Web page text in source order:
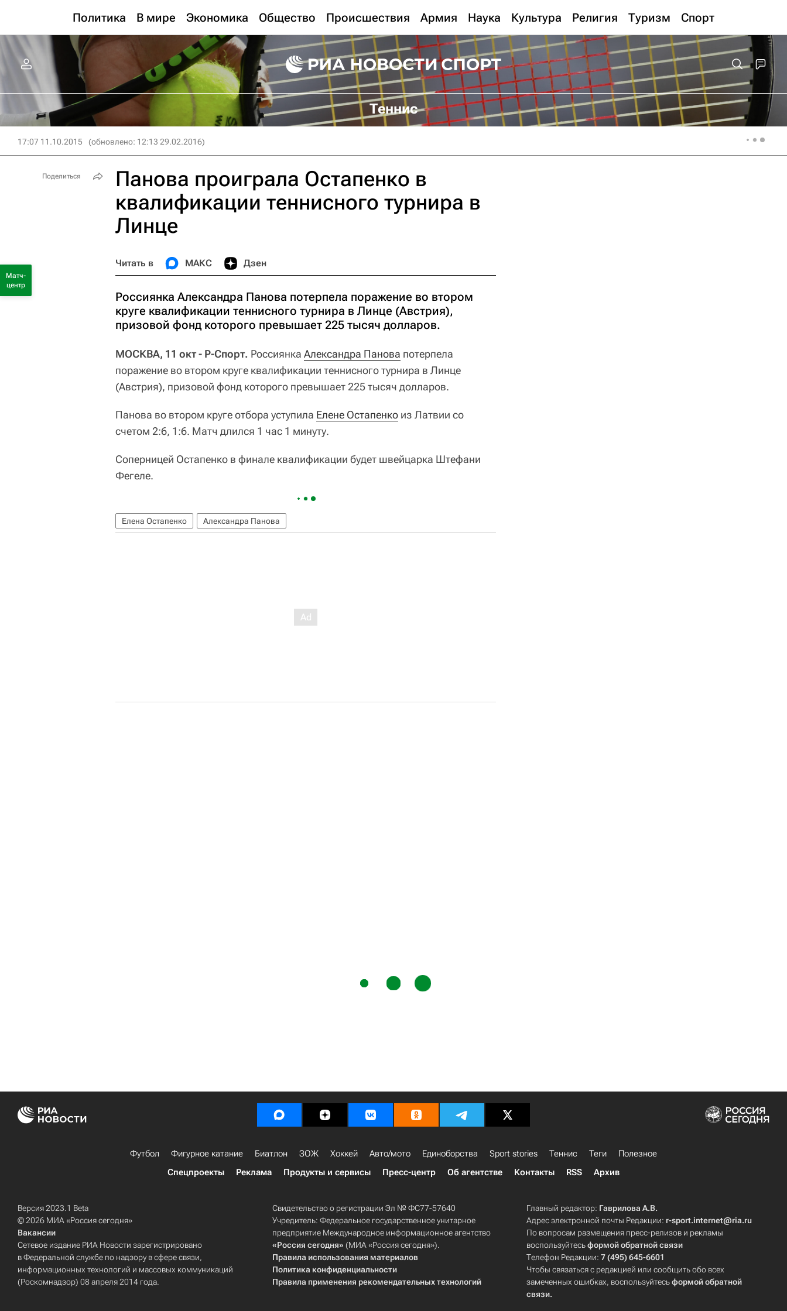
Политика В мире Экономика Общество Происшествия Армия Наука Культура Религия Туризм Спорт
Теннис
17:07 11.10.2015 (обновлено: 12:13 29.02.2016)
Панова проиграла Остапенко в
квалификации теннисного турнира в
Линце
Читать в МАКС Дзен
Россиянка Александра Панова потерпела поражение во втором
круге квалификации теннисного турнира в Линце (Австрия),
призовой фонд которого превышает 225 тысяч долларов.
МОСКВА, 11 окт - Р-Спорт. Россиянка Александра Панова потерпела
поражение во втором круге квалификации теннисного турнира в Линце
(Австрия), призовой фонд которого превышает 225 тысяч долларов.
Панова во втором круге отбора уступила Елене Остапенко из Латвии со
счетом 2:6, 1:6. Матч длился 1 час 1 минуту.
Соперницей Остапенко в финале квалификации будет швейцарка Штефани
Фегеле.
Елена Остапенко Александра Панова
Поделиться
Матч-
центр
Футбол Фигурное катание Биатлон ЗОЖ Хоккей Авто/мото Единоборства Sport stories Теннис Теги
Полезное
Спецпроекты
Реклама Продукты и сервисы Пресс-центр Об агентстве Контакты RSS Архив
Версия 2023.1 Beta
© 2026 МИА «Россия сегодня»
Вакансии
Сетевое издание РИА Новости зарегистрировано
в Федеральной службе по надзору в сфере связи,
информационных технологий и массовых коммуникаций
(Роскомнадзор) 08 апреля 2014 года.
Свидетельство о регистрации Эл № ФС77-57640
Учредитель: Федеральное государственное унитарное
предприятие Международное информационное агентство
«Россия сегодня» (МИА «Россия сегодня»).
Правила использования материалов
Политика конфиденциальности
Правила применения рекомендательных технологий
Главный редактор: Гаврилова А.В.
Адрес электронной почты Редакции: r-sport.internet@ria.ru
По вопросам размещения пресс-релизов и рекламы
воспользуйтесьформой обратной связи
Телефон Редакции:7 (495) 645-6601
Чтобы связаться с редакцией или сообщить обо всех
замеченных ошибках, воспользуйтесьформой обратной
связи.